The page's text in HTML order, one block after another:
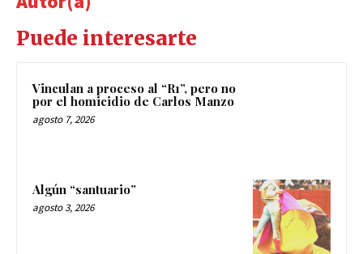
Puede interesarte
Vinculan a proceso al “R1”, pero no
por el homicidio de Carlos Manzo
agosto 7, 2026
Algún “santuario”
agosto 3, 2026